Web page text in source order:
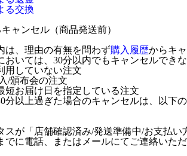
る交換
ャンセル（商品発送前）
は、理由の有無を問わず購入履歴からキ
おいては、30分以内でもキャンセルでき
用していない注文
/頒布会の注文
短お届け日を指定している注文
分以上過ぎた場合のキャンセルは、以下
スが「店舗確認済み/発送準備中/お支払
でに電話、またはメールにてご連絡いた